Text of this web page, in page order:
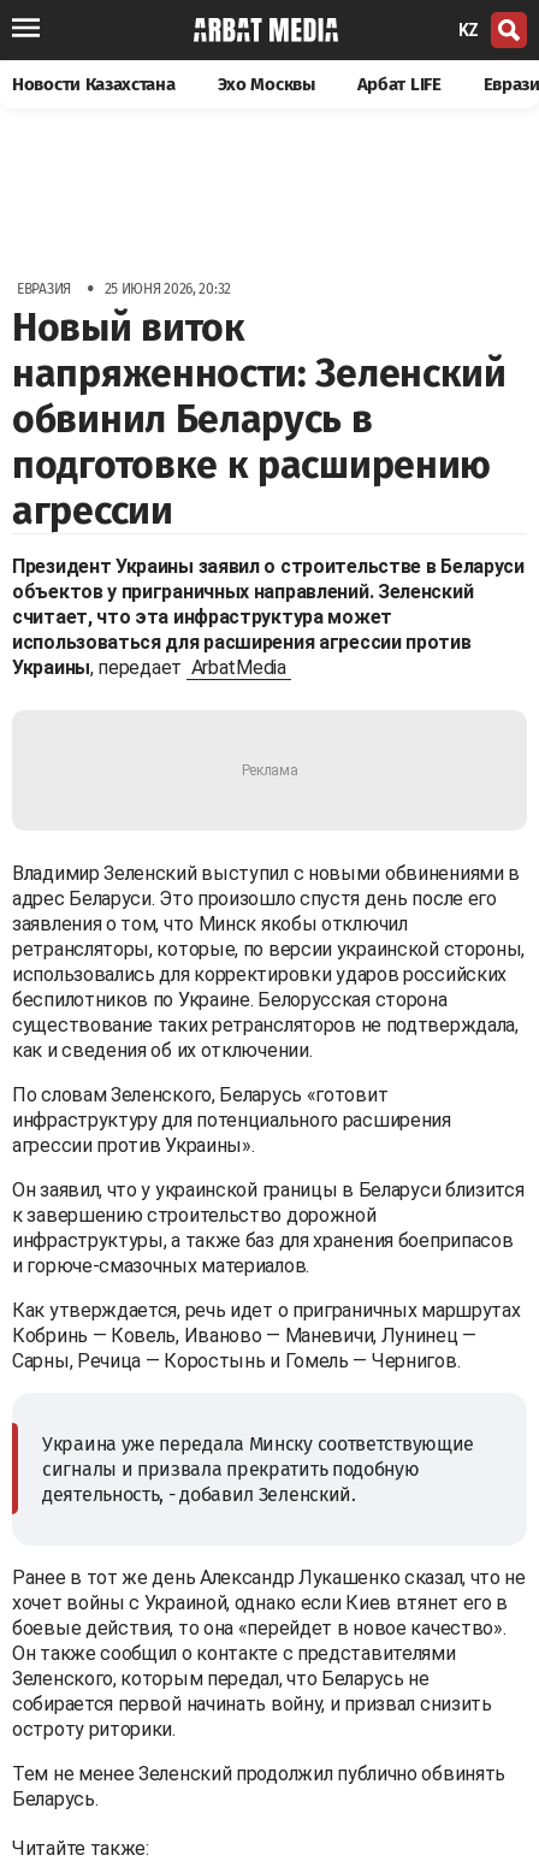
KZ
Новости Казахстана Эхо Москвы Арбат LIFE
ЕВРАЗИЯ • 25 ИЮНЯ 2026, 20:32
Новый виток
напряженности: Зеленский
обвинил Беларусь в
подготовке к расширению
агрессии
Президент Украины заявил о строительстве в Беларуси
объектов у приграничных направлений. Зеленский
считает, что эта инфраструктура может
использоваться для расширения агрессии против
Украины, передает ArbatMedia
Владимир Зеленский выступил с новыми обвинениями в
адрес Беларуси. Это произошло спустя день после его
заявления о том, что Минск якобы отключил
ретрансляторы, которые, по версии украинской стороны,
использовались для корректировки ударов российских
беспилотников по Украине. Белорусская сторона
существование таких ретрансляторов не подтверждала,
как и сведения об их отключении.
По словам Зеленского, Беларусь «готовит
инфраструктуру для потенциального расширения
агрессии против Украины».
Он заявил, что у украинской границы в Беларуси близится
к завершению строительство дорожной
инфраструктуры, а также баз для хранения боеприпасов
и горюче-смазочных материалов.
Как утверждается, речь идет о приграничных маршрутах
Кобринь — Ковель, Иваново — Маневичи, Лунинец —
Сарны, Речица — Коростынь и Гомель — Чернигов.
Украина уже передала Минску соответствующие
сигналы и призвала прекратить подобную
деятельность, - добавил Зеленский.
Ранее в тот же день Александр Лукашенко сказал, что не
хочет войны с Украиной, однако если Киев втянет его в
боевые действия, то она «перейдет в новое качество».
Он также сообщил о контакте с представителями
Зеленского, которым передал, что Беларусь не
собирается первой начинать войну, и призвал снизить
остроту риторики.
Тем не менее Зеленский продолжил публично обвинять
Беларусь.
Читайте также: